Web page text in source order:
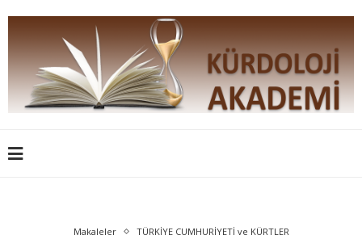
Makaleler TÜRKİYE CUMHURİYETİ ve KÜRTLER